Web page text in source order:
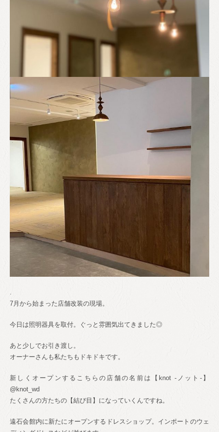
.
7月から始まった店舗改装の現場。
今日は照明器具を取付。ぐっと雰囲気出てきました◎
あと少しでお引き渡し。
オーナーさんも私たちもドキドキです。
新しくオープンするこちらの店舗の名前は【knot -ノット-】
@knot_wd
たくさんの方たちの【結び目】になっていくんですね。
遠石会館内に新たにオープンするドレスショップ。インポートのウェ